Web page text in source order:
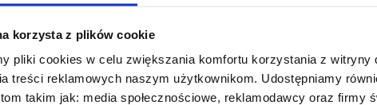
korzysta z plików cookie
pliki cookies w celu zwiększania komfortu korzystania z witryny
treści reklamowych naszym użytkownikom. Udostępniamy
takim jak: media społecznościowe, reklamodawcy oraz firmy